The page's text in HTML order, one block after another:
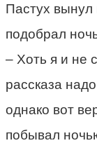
Пастух вынул
подобрал
– Хоть я и не
рассказа
однако вот
побывал